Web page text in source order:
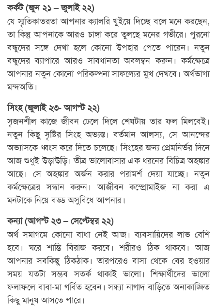
কর্কট (জুন ২১ – জুলাই ২২)
যে স্মৃতিকাতরতা আপনার ক্যালরি খুইয়ে দিচ্ছে বলে মনে করছেন,
তা কিন্তু আপনাকে আরও চাঙ্গা করে তুলছে মনের গভীরে। পুরনো
বন্ধুদের সঙ্গে দেখা হলে কোনো উপহার পেতে পারেন। নতুন
বন্ধুদের ব্যাপারে আরও সাবধানতা অবলম্বন করুন। কর্মক্ষেত্রে
আপনার নতুন কোনো পরিকল্পনা সাফল্যের মুখ দেখবে। অর্থভাগ্য
মন্দঅতি।
সিংহ (জুলাই ২৩- আগস্ট ২২)
সৃজনশীল কাজে জীবন ঢেলে দিলে শেষটায় তার ফল মিলবেই।
নতুন কিছু সৃষ্টির সিংহ অভ্যস্ত। বর্তমান আলস্য, সে আনন্দের
অভ্যাসকে ধ্বংস করে দিতে চলেছে। সিংহের জন্য প্রেমনির্ভর দিনে
আজ শুধুই উড়াউড়ি। তীব্র ভালোবাসার এক ধরনের বিচিত্র অহঙ্কার
আছে। সে অহঙ্কার অর্জন করার পরামর্শ দেয়া যাচ্ছে। নতুন
কর্মক্ষেত্রের সন্ধান করুন। আজীবন কম্প্রোমাইজ না করা এ
মনটাকে নিয়ে বড্ড অসুবিধে আপনার।
কন্যা (আগস্ট ২৩ – সেপ্টেম্বর ২২)
অর্থ সমাগমে কোনো বাধা নেই আজ। ব্যবসায়িদের লাভ বেশি
হবে। ঘরে শান্তি বিরাজ করবে। শরীরও ঠিক থাকবে। আজ
আপনার সবকিছু ঠিকঠাক। তারপরেও বাসা থেকে বের হওয়ার
সময় যতটা সম্ভব সতর্ক থাকাই ভালো। শিক্ষার্থীদের ভালো
ফলাফলে বাবা-মা গর্বিত হবেন। সন্ধ্যা নাগাদ বাড়িতে অনাকাঙ্ক্ষিত
কিছু মানুষ আসতে পারে।